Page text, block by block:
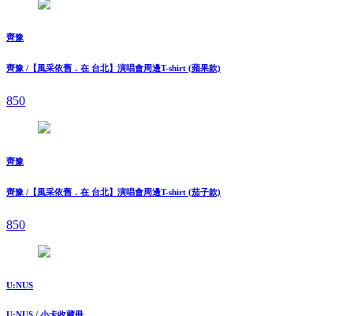
齊豫
齊豫 /【風采依舊．在 台北】演唱會周邊T-shirt (蘋果款)
850
齊豫
齊豫 /【風采依舊．在 台北】演唱會周邊T-shirt (茄子款)
850
U:NUS